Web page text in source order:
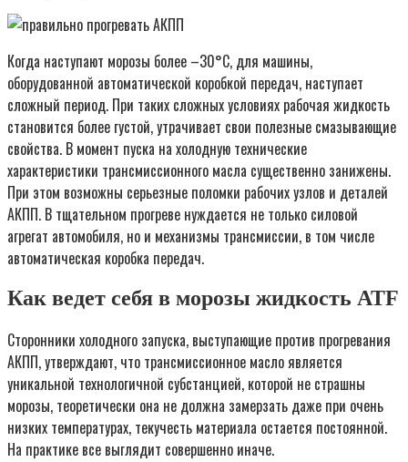
Когда наступают морозы более –30°С, для машины,
оборудованной автоматической коробкой передач, наступает
сложный период. При таких сложных условиях рабочая жидкость
становится более густой, утрачивает свои полезные смазывающие
свойства. В момент пуска на холодную технические
характеристики трансмиссионного масла существенно занижены.
При этом возможны серьезные поломки рабочих узлов и деталей
АКПП. В тщательном прогреве нуждается не только силовой
агрегат автомобиля, но и механизмы трансмиссии, в том числе
автоматическая коробка передач.
Как ведет себя в морозы жидкость ATF
Сторонники холодного запуска, выступающие против прогревания
АКПП, утверждают, что трансмиссионное масло является
уникальной технологичной субстанцией, которой не страшны
морозы, теоретически она не должна замерзать даже при очень
низких температурах, текучесть материала остается постоянной.
На практике все выглядит совершенно иначе.